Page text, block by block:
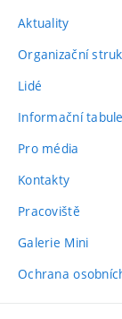
Aktuality
Organizační
Lidé
Informační tabule
Pro média
Kontakty
Pracoviště
Galerie Mini
Ochrana